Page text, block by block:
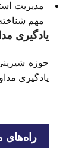
مدیریت
مهم
یادگیری
حوزه
یادگیری
راه‌های